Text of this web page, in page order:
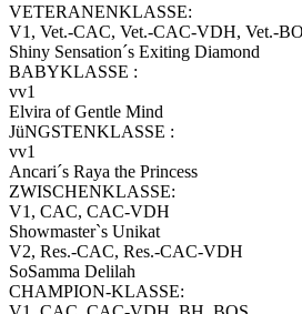
VETERANENKLASSE:
V1, Vet.-CAC, Vet.-CAC-VDH, Vet.-
Shiny Sensation´s Exiting Diamond
BABYKLASSE :
vv1
Elvira of Gentle Mind
JüNGSTENKLASSE :
vv1
Ancari´s Raya the Princess
ZWISCHENKLASSE:
V1, CAC, CAC-VDH
Showmaster`s Unikat
V2, Res.-CAC, Res.-CAC-VDH
SoSamma Delilah
CHAMPION-KLASSE: